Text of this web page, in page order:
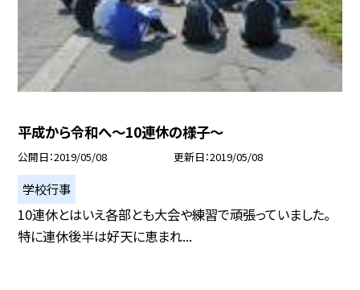
平成から令和へ〜10連休の様子〜
公開日 2019/05/08 更新日 2019/05/08
学校行事
10連休とはいえ各部とも大会や練習で頑張っていました。
特に連休後半は好天に恵まれ...